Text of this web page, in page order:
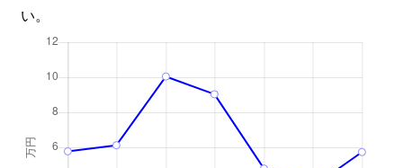
い。